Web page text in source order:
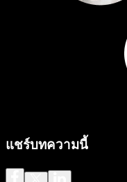
แชร์บทความนี้